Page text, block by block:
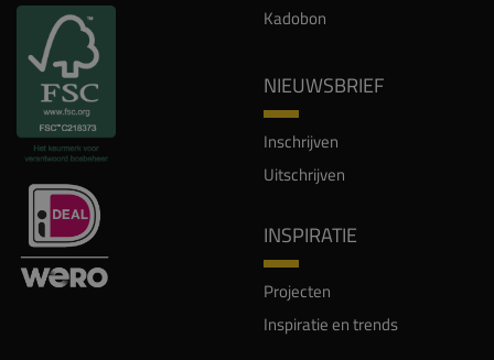
Kadobon
NIEUWSBRIEF
Inschrijven
Uitschrijven
INSPIRATIE
Projecten
Inspiratie en trends